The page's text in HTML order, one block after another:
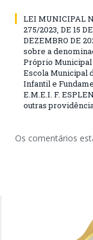
LEI MUNICIPAL
275/2023, DE 15 DE
DEZEMBRO DE
sobre a
Próprio Municipal
Escola Municipal
Infantil e
E.M.E.I. F.
outras
Os comentários